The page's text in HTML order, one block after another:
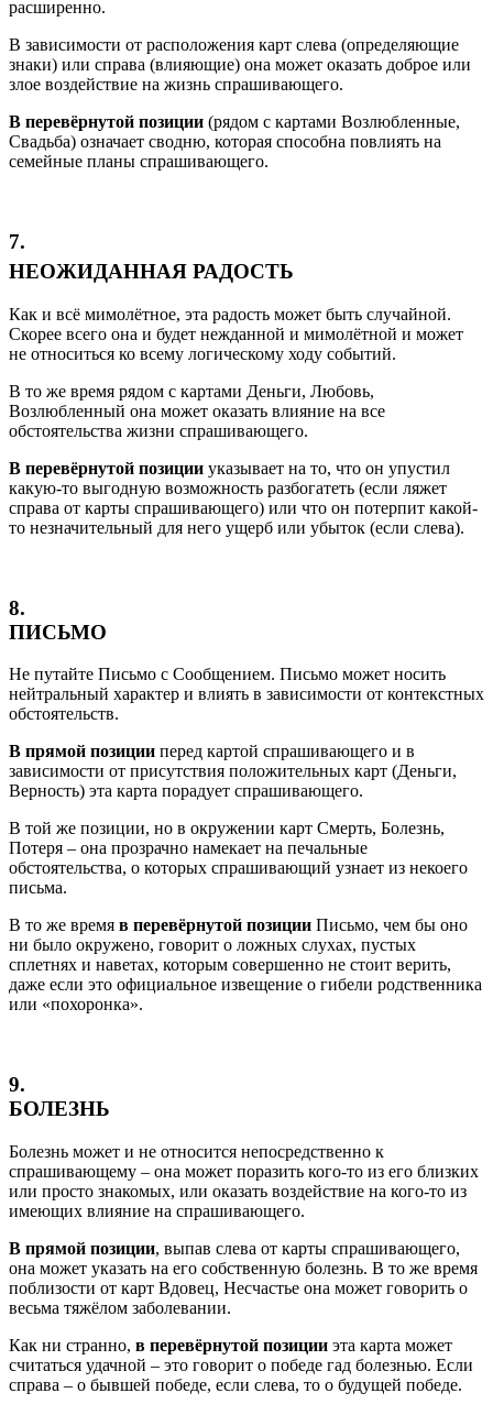
расширенно.
В зависимости от расположения карт слева (определяющие
знаки) или справа (влияющие) она может оказать доброе или
злое воздействие на жизнь спрашивающего.
В перевёрнутой позиции (рядом с картами Возлюбленные,
Свадьба) означает сводню, которая способна повлиять на
семейные планы спрашивающего.
7.
НЕОЖИДАННАЯ РАДОСТЬ
Как и всё мимолётное, эта радость может быть случайной.
Скорее всего она и будет нежданной и мимолётной и может
не относиться ко всему логическому ходу событий.
В то же время рядом с картами Деньги, Любовь,
Возлюбленный она может оказать влияние на все
обстоятельства жизни спрашивающего.
В перевёрнутой позиции указывает на то, что он упустил
какую-то выгодную возможность разбогатеть (если ляжет
справа от карты спрашивающего) или что он потерпит какой-
то незначительный для него ущерб или убыток (если слева).
8.
ПИСЬМО
Не путайте Письмо с Сообщением. Письмо может носить
нейтральный характер и влиять в зависимости от контекстных
обстоятельств.
В прямой позиции перед картой спрашивающего и в
зависимости от присутствия положительных карт (Деньги,
Верность) эта карта порадует спрашивающего.
В той же позиции, но в окружении карт Смерть, Болезнь,
Потеря – она прозрачно намекает на печальные
обстоятельства, о которых спрашивающий узнает из некоего
письма.
В то же время в перевёрнутой позиции Письмо, чем бы оно
ни было окружено, говорит о ложных слухах, пустых
сплетнях и наветах, которым совершенно не стоит верить,
даже если это официальное извещение о гибели родственника
или «похоронка».
9.
БОЛЕЗНЬ
Болезнь может и не относится непосредственно к
спрашивающему – она может поразить кого-то из его близких
или просто знакомых, или оказать воздействие на кого-то из
имеющих влияние на спрашивающего.
В прямой позиции, выпав слева от карты спрашивающего,
она может указать на его собственную болезнь. В то же время
поблизости от карт Вдовец, Несчастье она может говорить о
весьма тяжёлом заболевании.
Как ни странно, в перевёрнутой позиции эта карта может
считаться удачной – это говорит о победе гад болезнью. Если
справа – о бывшей победе, если слева, то о будущей победе.